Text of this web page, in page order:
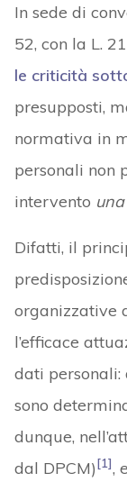
In sede di
52, con la L.
le criticità
presupposti,
normativa in
personali non
intervento
Difatti, il
organizzative
l’efficace
dati
sono
dunque,
dal DPCM)[1],